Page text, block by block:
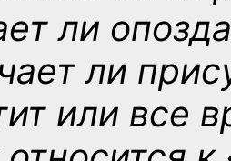
ли
ли
или все